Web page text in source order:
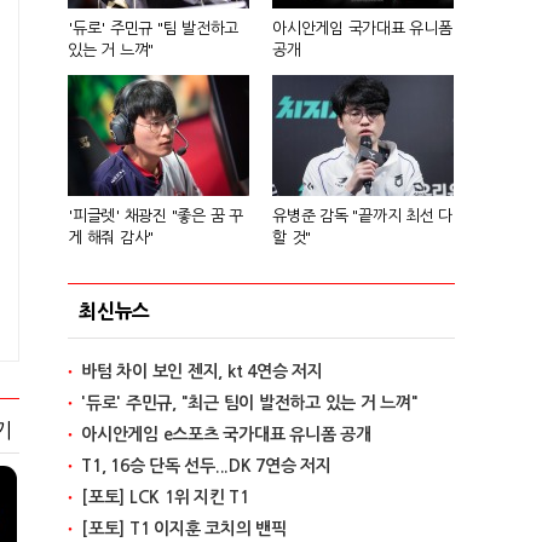
'듀로' 주민규 "팀 발전하고
있는 거 느껴"
아시안게임 국가대표 유니폼
공개
'피글렛' 채광진 "좋은 꿈 꾸
게 해줘 감사"
유병준 감독 "끝까지 최선 다
할 것"
최신뉴스
바텀 차이 보인 젠지, kt 4연승 저지
'듀로' 주민규, "최근 팀이 발전하고 있는 거 느껴"
아시안게임 e스포츠 국가대표 유니폼 공개
T1, 16승 단독 선두...DK 7연승 저지
[포토] LCK 1위 지킨 T1
[포토] T1 이지훈 코치의 밴픽